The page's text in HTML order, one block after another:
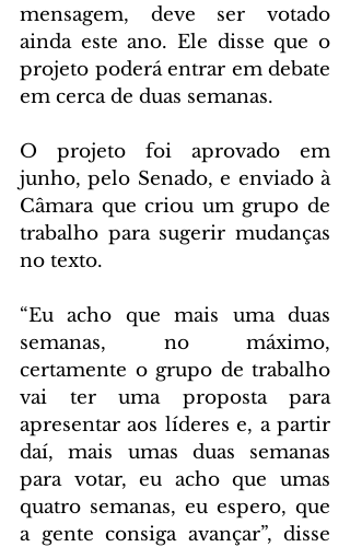
mensagem, deve ser votado
ainda este ano. Ele disse que o
projeto poderá entrar em debate
em cerca de duas semanas.
O projeto foi aprovado em
junho, pelo Senado, e enviado à
Câmara que criou um grupo de
trabalho para sugerir mudanças
no texto.
“Eu acho que mais uma duas
semanas, no máximo,
certamente o grupo de trabalho
vai ter uma proposta para
apresentar aos líderes e, a partir
daí, mais umas duas semanas
para votar, eu acho que umas
quatro semanas, eu espero, que
a gente consiga avançar”, disse